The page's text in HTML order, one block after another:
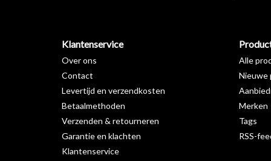
Klantenservice
Over ons
Contact
Levertijd en verzendkosten
Betaalmethoden
Verzenden & retourneren
Garantie en klachten
Klantenservice
Alle
Nieuwe
Merken
Tags
RSS-